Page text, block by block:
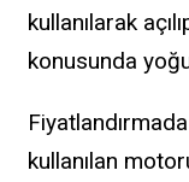
kullanılarak
konusunda
kullanılan